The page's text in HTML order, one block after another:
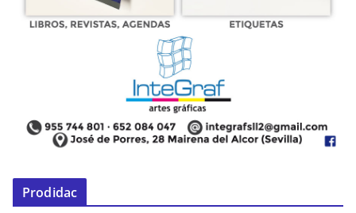
Prodidac